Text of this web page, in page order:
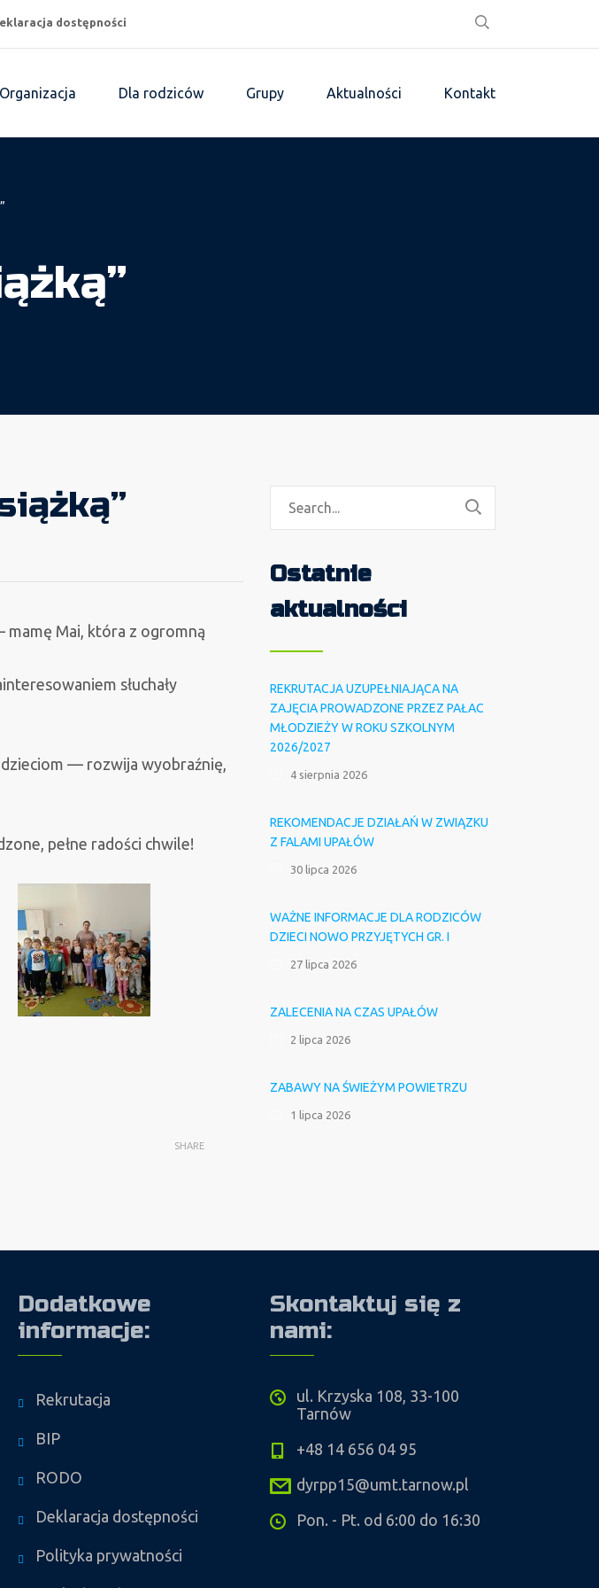
dostępności
Organizacja Dla rodziców Grupy Aktualności Kontakt
Mai, która z ogromną
słuchały
dzieciom — rozwija wyobraźnię,
pełne radości chwile!
SHARE
Ostatnie
aktualności
REKRUTACJA UZUPEŁNIAJĄCA NA
ZAJĘCIA PROWADZONE PRZEZ PAŁAC
MŁODZIEŻY W ROKU SZKOLNYM
2026/2027
4 sierpnia 2026
REKOMENDACJE DZIAŁAŃ W ZWIĄZKU
Z FALAMI UPAŁÓW
30 lipca 2026
WAŻNE INFORMACJE DLA RODZICÓW
DZIECI NOWO PRZYJĘTYCH GR. I
27 lipca 2026
ZALECENIA NA CZAS UPAŁÓW
2 lipca 2026
ZABAWY NA ŚWIEŻYM POWIETRZU
1 lipca 2026
Dodatkowe
informacje:
Rekrutacja
BIP
RODO
Deklaracja dostępności
Polityka prywatności
Skontaktuj się z
nami:
ul. Krzyska 108, 33-100
Tarnów
+48 14 656 04 95
dyrpp15@umt.tarnow.pl
Pon. - Pt. od 6:00 do 16:30